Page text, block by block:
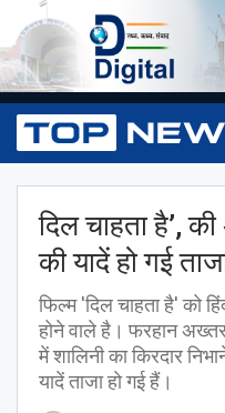
दिल चाहता है’,
की यादें हो गई
फिल्म 'दिल चाहता है' को
होने वाले है। फरहान
में शालिनी का किरदार
यादें ताजा हो गई हैं।